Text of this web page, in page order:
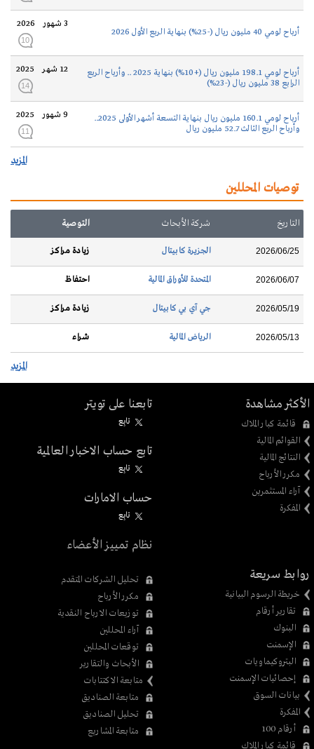
أرباح لومي 40 مليون ريال (-25%) بنهاية الربع الأول 2026
3 شهور 2026
10
أرباح لومي 198.1 مليون ريال (+10%) بنهاية 2025 .. وأرباح الربع
الرابع 38 مليون ريال (-23%)
12 شهر 2025
14
أرباح لومي 160.1 مليون ريال بنهاية التسعة أشهر الأولى 2025..
وأرباح الربع الثالث 52.7 مليون ريال
9 شهور 2025
11
المزيد
توصيات المحللين
التاريخ شركة الأبحاث التوصية
2026/06/25 الجزيرة كابيتال زيادة مراكز
2026/06/07 المتحدة للأوراق المالية احتفاظ
2026/05/19 جي آي بي كابيتال زيادة مراكز
2026/05/13 الرياض المالية شراء
المزيد
الأكثر مشاهدة
قائمة كبار الملاك
القوائم المالية
النتائج المالية
مكرر الأرباح
آراء المستثمرين
المفكرة
تابعنا على تويتر
تابِع
تابع حساب الاخبار العالمية
تابِع
حساب الامارات
تابِع
نظام تمييز الأعضاء
روابط سريعة
خريطة الرسوم البيانية
تقارير أرقام
البنوك
الإسمنت
البتروكيماويات
إحصائيات الإسمنت
بيانات السوق
المفكرة
أرقام 100
قائمة كبار الملاك
تحليل الشركات المتقدم
مكرر الأرباح
توزيعات الارباح النقدية
آراء المحللين
توقعات المحللين
الأبحاث والتقارير
متابعة الاكتتابات
متابعة الصناديق
تحليل الصناديق
متابعة المشاريع